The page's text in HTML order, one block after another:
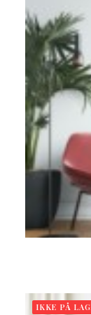
IKKE PÅ